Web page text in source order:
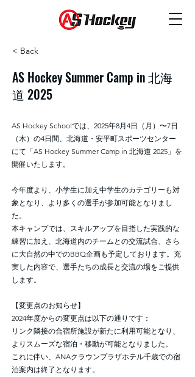
< Back
AS Hockey Summer Camp in 北海
道 2025
AS Hockey Schoolでは、2025年8月4日（月）〜7日
（木）の4日間、北海道・安平町スポーツセンター
にて「AS Hockey Summer Camp in 北海道 2025」を
開催いたします。
今年度より、小学生に加え中学生のカテゴリーも対
象となり、より多くの選手が参加可能となりまし
た。
本キャンプでは、スキルアップを目指した実践的な
練習に加え、北海道内のチームとの交流試合、さら
に大自然の中でのBBQ企画も予定しております。充
実した内容で、選手たちの成長と交流の場をご提供
します。
【変更点のお知らせ】
2024年度からの変更点は以下の通りです：
リンク隣接の合宿所施設が新たに利用可能となり、
よりスムーズな宿泊・移動が可能となりました。
これに伴い、ANAクラウンプラザホテル千歳での宿
泊案内は終了となります。